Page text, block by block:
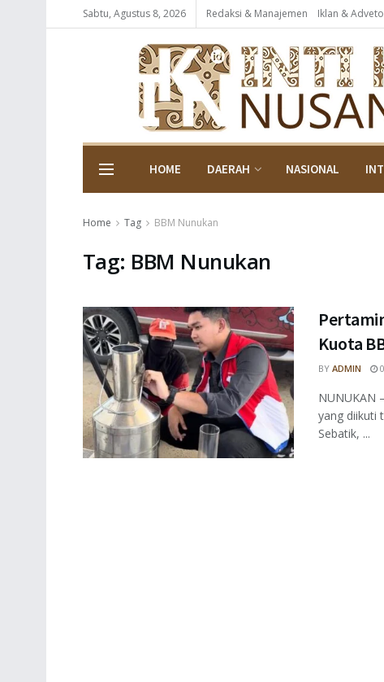
Sabtu, Agustus 8, 2026 Redaksi & Manajemen Iklan &
HOME DAERAH NASIONAL
Home Tag BBM Nunukan
Tag: BBM Nunukan
Kuota
BY ADMIN
NUNUKAN
yang diikuti
Sebatik, ...